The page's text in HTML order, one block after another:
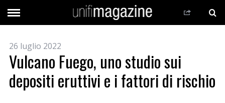
26 luglio 2022
Vulcano Fuego, uno studio sui
depositi eruttivi e i fattori di rischio